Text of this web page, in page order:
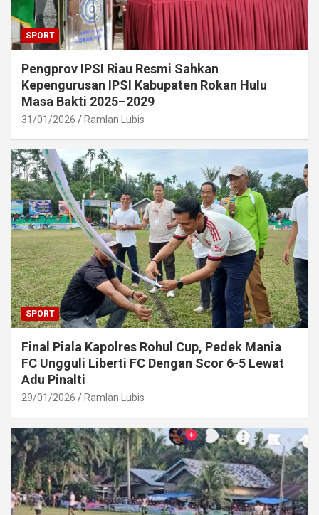
SPORT
Pengprov IPSI Riau Resmi Sahkan
Kepengurusan IPSI Kabupaten Rokan Hulu
Masa Bakti 2025–2029
31/01/2026 Ramlan Lubis
SPORT
Final Piala Kapolres Rohul Cup, Pedek Mania
FC Ungguli Liberti FC Dengan Scor 6-5 Lewat
Adu Pinalti
29/01/2026 Ramlan Lubis